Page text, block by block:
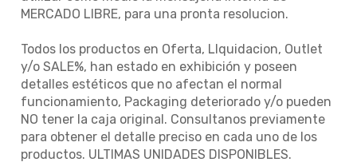
MERCADO LIBRE, para una pronta resolucion.
Todos los productos en Oferta, LIquidacion, Outlet
y/o SALE%, han estado en exhibición y poseen
detalles estéticos que no afectan el normal
funcionamiento, Packaging deteriorado y/o pueden
NO tener la caja original. Consultanos previamente
para obtener el detalle preciso en cada uno de los
productos. ULTIMAS UNIDADES DISPONIBLES.